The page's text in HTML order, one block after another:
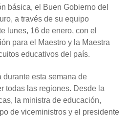
básica, el Buen Gobierno del
a través de su equipo
lunes, 16 de enero, con el
para el Maestro y la Maestra
educativos del país.
durante esta semana de
todas las regiones. Desde la
la ministra de educación,
de viceministros y el presidente